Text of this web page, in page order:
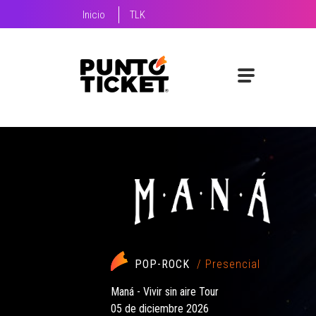
Inicio TLK
FERIA / Presencial
Feria Bocas Moradas - Aniversario 10 años
05 de septiembre 2026 al 06 de septiembre